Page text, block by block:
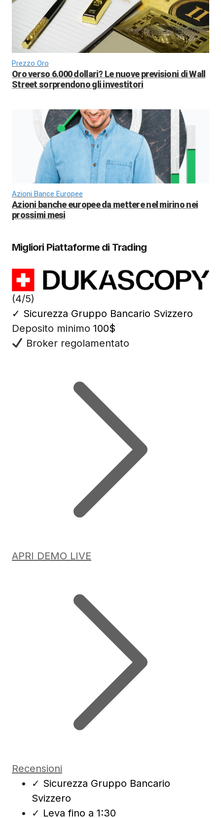
Prezzo Oro
Oro verso 6.000 dollari? Le nuove previsioni di Wall
Street sorprendono gli investitori
Azioni Bance Europee
Azioni banche europee da mettere nel mirino nei
prossimi mesi
Migliori Piattaforme di Trading
(4/5)
✓ Sicurezza Gruppo Bancario Svizzero
Deposito minimo 100$
Broker regolamentato
APRI DEMO LIVE
Recensioni
✓ Sicurezza Gruppo Bancario
Svizzero
✓ Leva fino a 1:30